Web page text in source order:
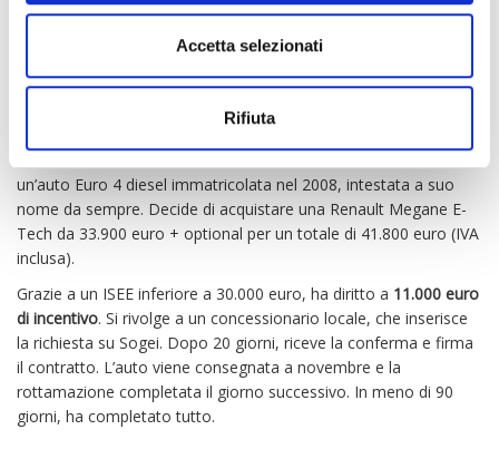
Accetta selezionati
Rifiuta
MARCO, ACQUIRENTE A
COMO
un’auto Euro 4 diesel immatricolata nel 2008, intestata a suo
nome da sempre. Decide di acquistare una Renault Megane E-
Tech da 33.900 euro + optional per un totale di 41.800 euro (IVA
inclusa).
Grazie a un ISEE inferiore a 30.000 euro, ha diritto a 11.000 euro
di incentivo. Si rivolge a un concessionario locale, che inserisce
la richiesta su Sogei. Dopo 20 giorni, riceve la conferma e firma
il contratto. L’auto viene consegnata a novembre e la
rottamazione completata il giorno successivo. In meno di 90
giorni, ha completato tutto.